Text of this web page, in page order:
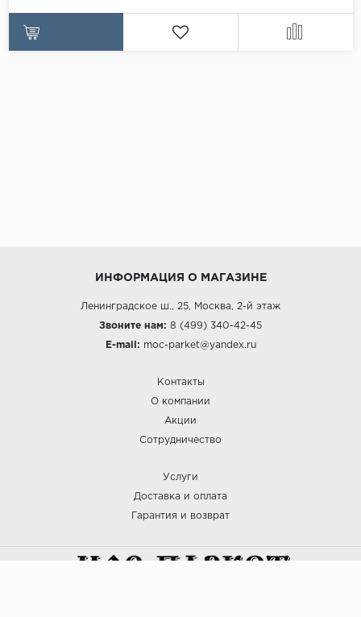
ИНФОРМАЦИЯ О МАГАЗИНЕ
Ленинградское ш., 25, Москва, 2-й этаж
Звоните нам: 8 (499) 340-42-45
E-mail: moc-parket@yandex.ru
Контакты
О компании
Акции
Сотрудничество
Услуги
Доставка и оплата
Гарантия и возврат